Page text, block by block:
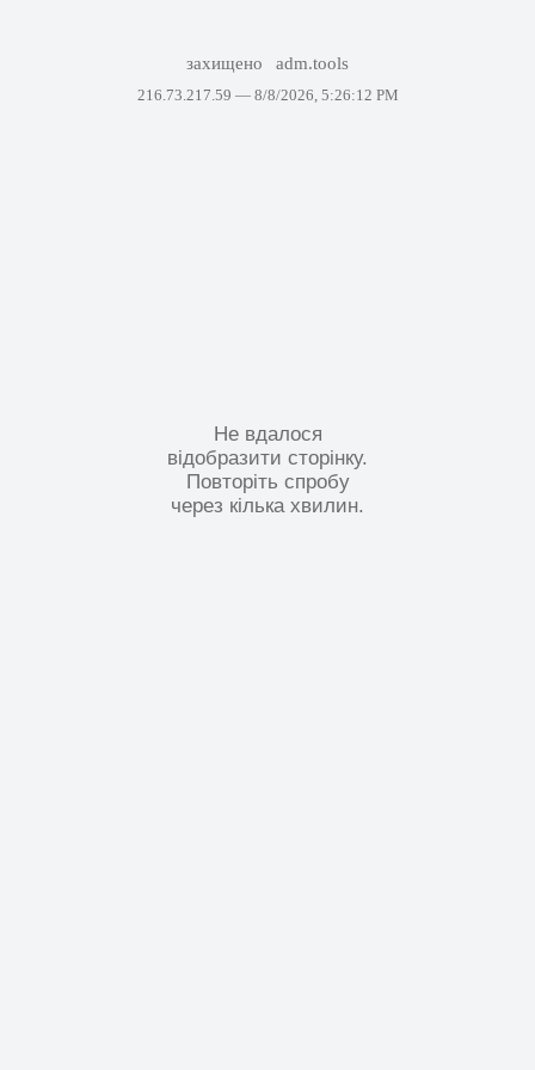
захищено adm.tools
216.73.217.59 — 8/8/2026, 5:26:12 PM
Не вдалося
відобразити сторінку.
Повторіть спробу
через кілька хвилин.